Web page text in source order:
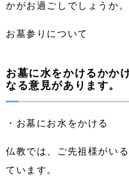
かがお過ごしでしょうか。
お墓参りについて
お墓に水をかけるかか
なる意見があります。
・お墓にお水をかける
仏教では、ご先祖様がい
ています。